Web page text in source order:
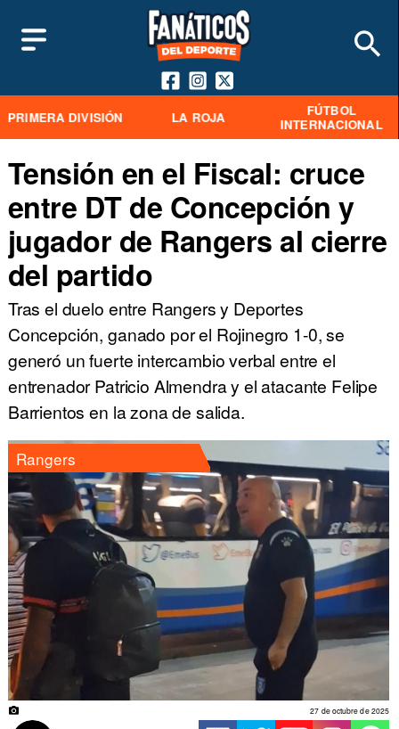
PRIMERA DIVISIÓN LA ROJA
FÚTBOL
INTERNACIONAL
Tensión en el Fiscal: cruce
entre DT de Concepción y
jugador de Rangers al cierre
del partido
Tras el duelo entre Rangers y Deportes
Concepción, ganado por el Rojinegro 1-0, se
generó un fuerte intercambio verbal entre el
entrenador Patricio Almendra y el atacante Felipe
Barrientos en la zona de salida.
Rangers
27 de octubre de 2025